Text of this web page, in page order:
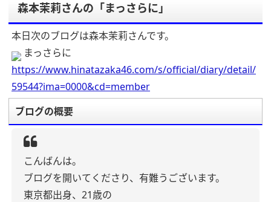
森本茉莉さんの「まっさらに」
本日次のブログは森本茉莉さんです。
まっさらに
https://www.hinatazaka46.com/s/official/diary/detail/
59544?ima=0000&cd=member
ブログの概要
こんばんは。
ブログを開いてくださり、有難うございます。
東京都出身、21歳の